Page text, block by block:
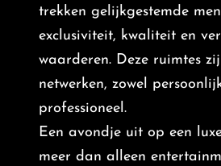
trekken gelijkgestemde
exclusiviteit, kwaliteit en
waarderen. Deze ruimtes
netwerken, zowel
professioneel.
Een avondje uit op een
meer dan alleen